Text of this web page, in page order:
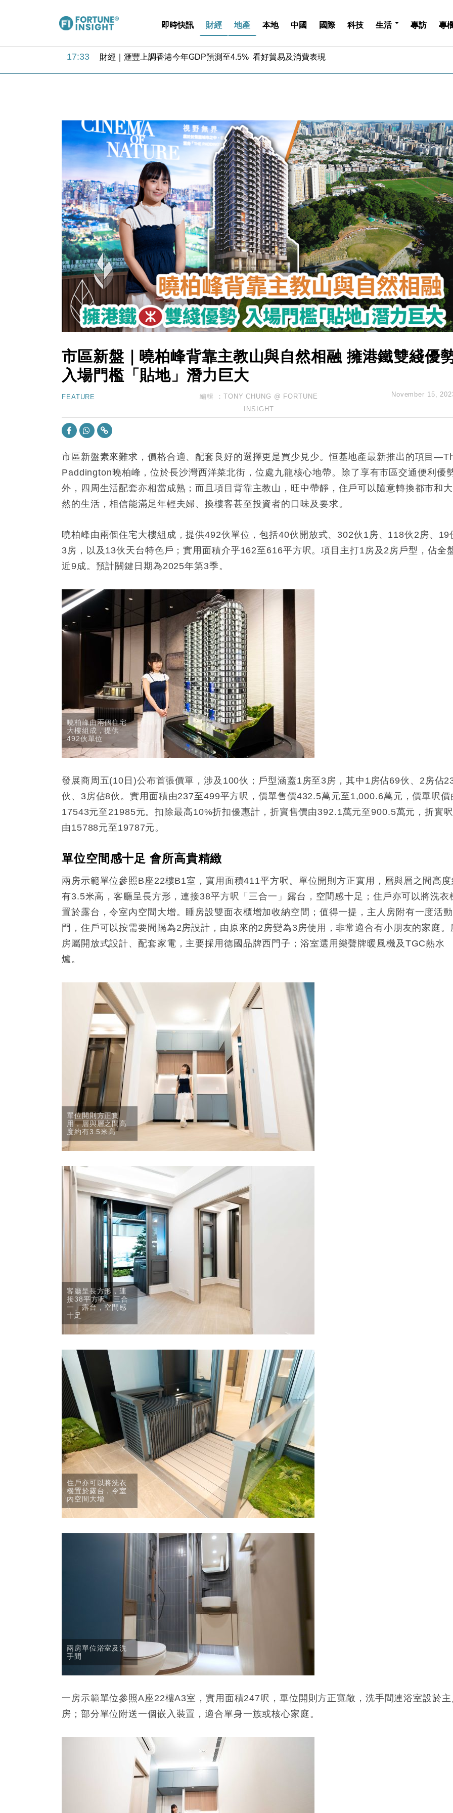
即時快訊 財經 地產 本地 中國 國際 科技 生活 專訪 專
財經｜華僑銀行上半年淨利創新高 中期息增15%至47仙
17:33
16:47 本地｜假冒內地執法人員要求交「保證金」 43歲女子損失近6900萬元
16:05 財經｜日經失守6.5萬點後回穩 全周仍升近2%
12:44 財經｜日本春季三度入市撐日圓 4月單日斥6.28萬億日圓干預創新高
國際｜特朗普料美伊戰事快結束 承認部分彈藥庫存緊張
15:59 財經｜SA售股自救後再出手 斥4億美元押注未上市公司
18:31 財經｜華僑銀行上半年淨利創新高 中期息增15%至47仙
17:33 財經｜滙豐上調香港今年GDP預測至4.5% 看好貿易及消費表現
16:47 本地｜假冒內地執法人員要求交「保證金」 43歲女子損失近6900萬元
16:05 財經｜日經失守6.5萬點後回穩 全周仍升近2%
15:47 財經｜恒隆10月換帥 玩具「反」斗城亞洲CEO蔡德粦接任
15:11 財經｜韓股反覆波動收跌 連挫7周創逾3年最長跌勢
13:44 財經｜內地7月美元計價出口增近24%勝預期 貿易順差達1125億美元
12:44 財經｜日本春季三度入市撐日圓 4月單日斥6.28萬億日圓干預創新高
11:12 國際｜特朗普料美伊戰事快結束 承認部分彈藥庫存緊張
15:59 財經｜SA售股自救後再出手 斥4億美元押注未上市公司
市區新盤｜曉柏峰背靠主教山與自然相融 擁港鐵雙綫優
入場門檻「貼地」潛力巨大
FEATURE 編輯 ： TONY CHUNG @ FORTUNE
INSIGHT
November 15,
市區新盤素來難求，價格合適、配套良好的選擇更是買少見少。恒基地產最新推出的項目
Paddington曉柏峰，位於長沙灣西洋菜北街，位處九龍核心地帶。除了享有市區交通便利優
外，四周生活配套亦相當成熟；而且項目背靠主教山，旺中帶靜，住戶可以隨意轉換都市和
然的生活，相信能滿足年輕夫婦、換樓客甚至投資者的口味及要求。
曉柏峰由兩個住宅大樓組成，提供492伙單位，包括40伙開放式、302伙1房、118伙2房、19
3房，以及13伙天台特色戶；實用面積介乎162至616平方呎。項目主打1房及2房戶型，佔全
近9成。預計關鍵日期為2025年第3季。
曉柏峰由兩個住宅
大樓組成，提供
492伙單位
發展商周五(10日)公布首張價單，涉及100伙；戶型涵蓋1房至3房，其中1房佔69伙、2房佔
伙、3房佔8伙。實用面積由237至499平方呎，價單售價432.5萬元至1,000.6萬元，價單呎價
17543元至21985元。扣除最高10%折扣優惠計，折實售價由392.1萬元至900.5萬元，折實
由15788元至19787元。
單位空間感十足 會所高貴精緻
兩房示範單位參照B座22樓B1室，實用面積411平方呎。單位開則方正實用，層與層之間高
有3.5米高，客廳呈長方形，連接38平方呎「三合一」露台，空間感十足；住戶亦可以將洗衣
置於露台，令室內空間大增。睡房設雙面衣櫃增加收納空間；值得一提，主人房附有一度活
門，住戶可以按需要間隔為2房設計，由原來的2房變為3房使用，非常適合有小朋友的家庭。
房屬開放式設計、配套家電，主要採用德國品牌西門子；浴室選用樂聲牌暖風機及TGC熱水
爐。
單位開則方正實
用，層與層之間高
度約有3.5米高
客廳呈長方形，連
接38平方呎「三合
一」露台，空間感
十足
住戶亦可以將洗衣
機置於露台，令室
內空間大增
兩房單位浴室及洗
手間
一房示範單位參照A座22樓A3室，實用面積247呎，單位開則方正寬敞，洗手間連浴室設於
房；部分單位附送一個嵌入裝置，適合單身一族或核心家庭。